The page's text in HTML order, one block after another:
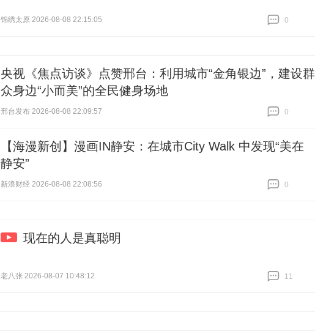
锦绣太原 2026-08-08 22:15:05
0
央视《焦点访谈》点赞邢台：利用城市“金角银边”，建设群
众身边“小而美”的全民健身场地
邢台发布 2026-08-08 22:09:57
0
【海漫新创】漫画IN静安：在城市City Walk 中发现“美在
静安”
新浪财经 2026-08-08 22:08:56
0
现在的人是真聪明
老八张 2026-08-07 10:48:12
11